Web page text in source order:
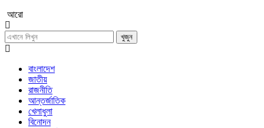
আরো
খুজুন
বাংলাদেশ
জাতীয়
রাজনীতি
আন্তর্জাতিক
খেলাধুলা
বিনোদন